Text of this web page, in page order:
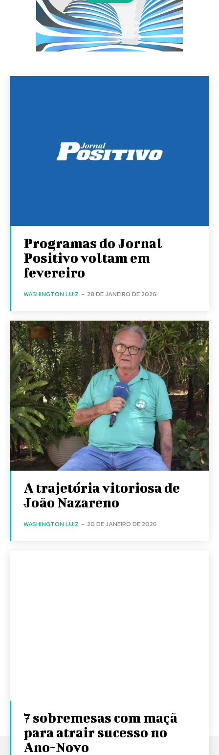
Programas do Jornal
Positivo voltam em
fevereiro
WASHINGTON LUIZ - 28 DE JANEIRO DE 2026
A trajetória vitoriosa de
João Nazareno
WASHINGTON LUIZ - 20 DE JANEIRO DE 2026
7 sobremesas com maçã
para atrair sucesso no
Ano-Novo